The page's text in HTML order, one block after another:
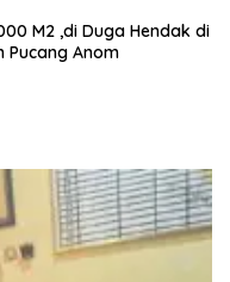
M2 ,di Duga Hendak di
Pucang Anom